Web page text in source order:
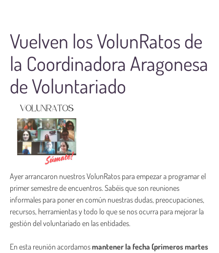
Vuelven los VolunRatos de
la Coordinadora Aragonesa
de Voluntariado
Ayer arrancaron nuestros VolunRatos para empezar a programar el
primer semestre de encuentros. Sabéis que son reuniones
informales para poner en común nuestras dudas, preocupaciones,
recursos, herramientas y todo lo que se nos ocurra para mejorar la
gestión del voluntariado en las entidades.
En esta reunión acordamosmantener la fecha (primeros martes